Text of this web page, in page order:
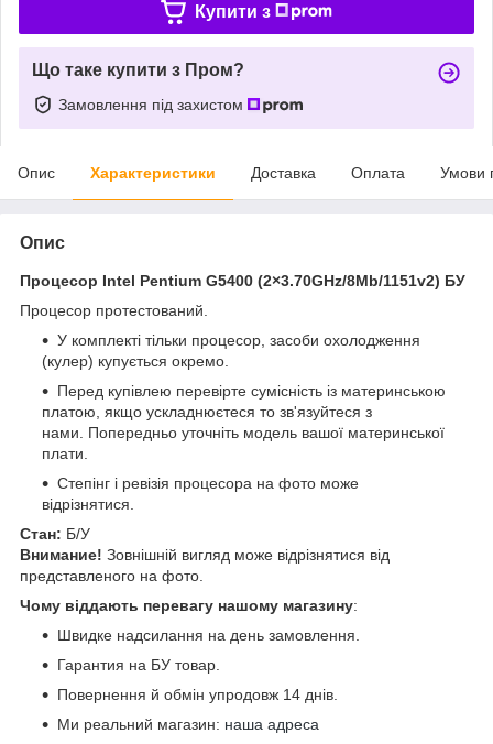
Купити з
Що таке купити з Пром?
Замовлення під захистом
Опис Характеристики Доставка Оплата Умови
Опис
Процесор Intel Pentium G5400 (2×3.70GHz/8Mb/1151v2) БУ
Процесор протестований.
У комплекті тільки процесор, засоби охолодження
(кулер) купується окремо.
Перед купівлею перевірте сумісність із материнською
платою, якщо ускладнюєтеся то зв'язуйтеся з
нами. Попередньо уточніть модель вашої материнської
плати.
Степінг і ревізія процесора на фото може
відрізнятися.
Стан: Б/У
Внимание! Зовнішній вигляд може відрізнятися від
представленого на фото.
Чому віддають перевагу нашому магазину:
Швидке надсилання на день замовлення.
Гарантия на БУ товар.
Повернення й обмін упродовж 14 днів.
Ми реальний магазин: наша адреса